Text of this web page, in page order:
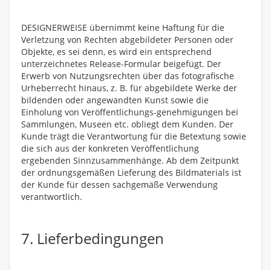
DESIGNERWEISE übernimmt keine Haftung für die
Verletzung von Rechten abgebildeter Personen oder
Objekte, es sei denn, es wird ein entsprechend
unterzeichnetes Release-Formular beigefügt. Der
Erwerb von Nutzungsrechten über das fotografische
Urheberrecht hinaus, z. B. für abgebildete Werke der
bildenden oder angewandten Kunst sowie die
Einholung von Veröffentlichungs-genehmigungen bei
Sammlungen, Museen etc. obliegt dem Kunden. Der
Kunde trägt die Verantwortung für die Betextung sowie
die sich aus der konkreten Veröffentlichung
ergebenden Sinnzusammenhänge. Ab dem Zeitpunkt
der ordnungsgemäßen Lieferung des Bildmaterials ist
der Kunde für dessen sachgemäße Verwendung
verantwortlich.
7. Lieferbedingungen